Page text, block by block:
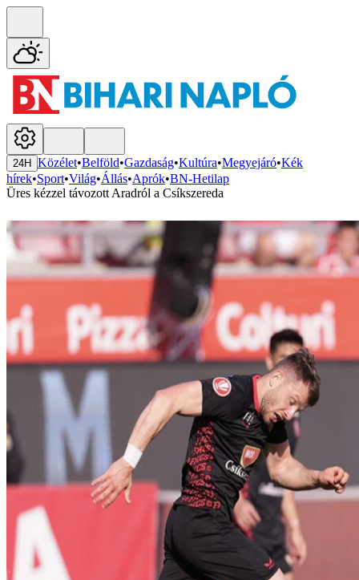
24H Közélet•Belföld•Gazdaság•Kultúra•Megyejáró•Kék
hírek•Sport•Világ•Állás•Aprók•BN-Hetilap
Üres kézzel távozott Aradról a Csíkszereda